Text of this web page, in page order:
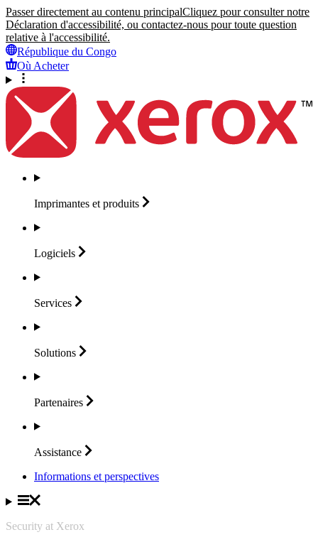
Passer directement au contenu principalCliquez pour consulter notre
Déclaration d'accessibilité, ou contactez-nous pour toute question
relative à l'accessibilité.
République du Congo
Où Acheter
Imprimantes et produits
Logiciels
Services
Solutions
Partenaires
Assistance
Informations et perspectives
Security at Xerox